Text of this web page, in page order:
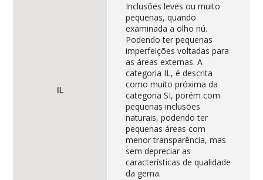
IL
Inclusões leves ou muito
pequenas, quando
examinada a olho nú.
Podendo ter pequenas
imperfeições voltadas para
as áreas externas. A
categoria IL, é descrita
como muito próxima da
categoria SI, porém com
pequenas inclusões
naturais, podendo ter
pequenas áreas com
menor transparência, mas
sem depreciar as
características de qualidade
da gema.